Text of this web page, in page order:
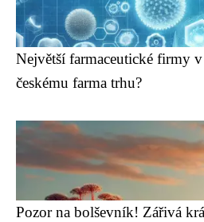
Největší farmaceutické firmy
českému farma trhu?
Pozor na bolševník! Zářivá